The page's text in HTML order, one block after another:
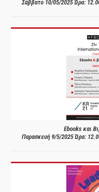
Σάββατο 10/05/2025 Ώρα:
Ebooks και
Παρασκευή 9/5/2025 Ώρα: